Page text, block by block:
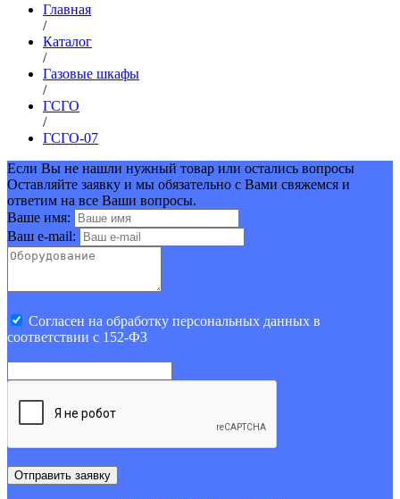
Главная
/
Каталог
/
Газовые шкафы
/
ГСГО
/
ГСГО-07
Если Вы не нашли нужный товар или остались вопросы
Оставляйте заявку и мы обязательно с Вами свяжемся и
ответим на все Ваши вопросы.
Ваше имя:
Ваш e-mail:
Cогласен на обработку персональных данных в
соответствии с 152-ФЗ
Отправить заявку